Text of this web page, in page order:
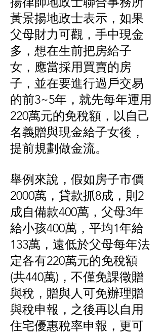
黃景揚地政士表示，如果
父母財力可觀，手中現金
多，想在生前把房給子
女，應當採用買賣的房
子，並在要進行過戶交易
的前3~5年，就先每年運用
220萬元的免稅額，以自己
名義贈與現金給子女後，
提前規劃做金流。
舉例來說，假如房子市價
2000萬，貸款抓8成，則2
成自備款400萬，父母3年
給小孩400萬，平均1年給
133萬，遠低於父母每年法
定各有220萬元的免稅額
(共440萬)，不僅免課徵贈
與稅，贈與人可免辦理贈
與稅申報，之後再以自用
住宅優惠稅率申報，更可